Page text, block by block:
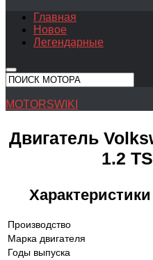
Главная
Новое
Легендарные
MOTORSWIKI
Двигатель
1.2
Производство
Марка двигателя
Годы выпуска